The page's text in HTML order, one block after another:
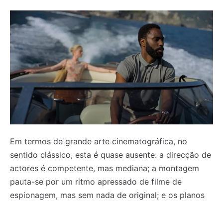
Em termos de grande arte cinematográfica, no
sentido clássico, esta é quase ausente: a direcção de
actores é competente, mas mediana; a montagem
pauta-se por um ritmo apressado de filme de
espionagem, mas sem nada de original; e os planos